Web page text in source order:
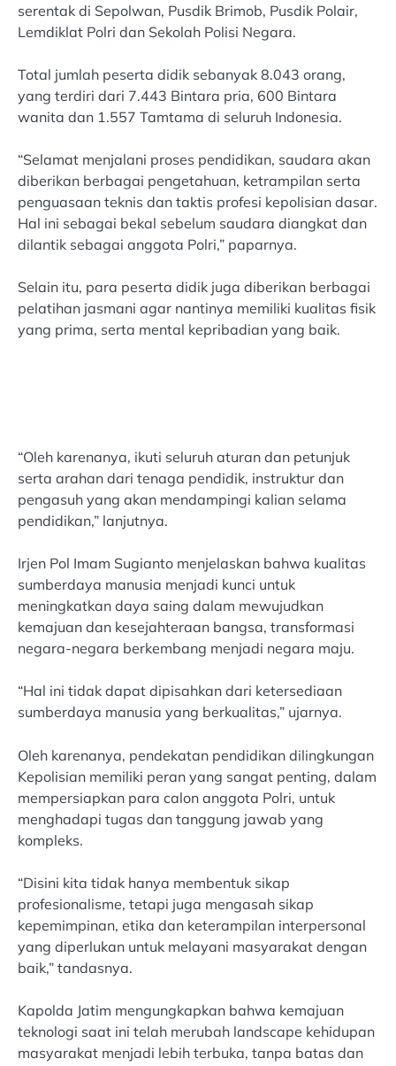
serentak di Sepolwan, Pusdik Brimob, Pusdik Polair,
Lemdiklat Polri dan Sekolah Polisi Negara.
Total jumlah peserta didik sebanyak 8.043 orang,
yang terdiri dari 7.443 Bintara pria, 600 Bintara
wanita dan 1.557 Tamtama di seluruh Indonesia.
“Selamat menjalani proses pendidikan, saudara akan
diberikan berbagai pengetahuan, ketrampilan serta
penguasaan teknis dan taktis profesi kepolisian dasar.
Hal ini sebagai bekal sebelum saudara diangkat dan
dilantik sebagai anggota Polri,” paparnya.
Selain itu, para peserta didik juga diberikan berbagai
pelatihan jasmani agar nantinya memiliki kualitas fisik
yang prima, serta mental kepribadian yang baik.
“Oleh karenanya, ikuti seluruh aturan dan petunjuk
serta arahan dari tenaga pendidik, instruktur dan
pengasuh yang akan mendampingi kalian selama
pendidikan,” lanjutnya.
Irjen Pol Imam Sugianto menjelaskan bahwa kualitas
sumberdaya manusia menjadi kunci untuk
meningkatkan daya saing dalam mewujudkan
kemajuan dan kesejahteraan bangsa, transformasi
negara-negara berkembang menjadi negara maju.
“Hal ini tidak dapat dipisahkan dari ketersediaan
sumberdaya manusia yang berkualitas,” ujarnya.
Oleh karenanya, pendekatan pendidikan dilingkungan
Kepolisian memiliki peran yang sangat penting, dalam
mempersiapkan para calon anggota Polri, untuk
menghadapi tugas dan tanggung jawab yang
kompleks.
“Disini kita tidak hanya membentuk sikap
profesionalisme, tetapi juga mengasah sikap
kepemimpinan, etika dan keterampilan interpersonal
yang diperlukan untuk melayani masyarakat dengan
baik,” tandasnya.
Kapolda Jatim mengungkapkan bahwa kemajuan
teknologi saat ini telah merubah landscape kehidupan
masyarakat menjadi lebih terbuka, tanpa batas dan